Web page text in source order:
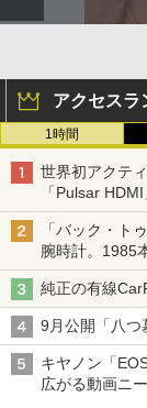
アクセスラ
1時間
世界初アクテ
「Pulsar
「バック・ト
腕時計。1985
純正の有線
9月公開「八つ
キヤノン「
広がる動画ニ